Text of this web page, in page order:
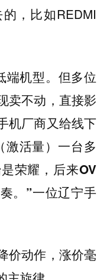
，比如REDMI
端机型。但多位
卖不动，直接影
机厂商又给线下
激活量）一台多
荣耀，后来OV
。”一位辽宁手
价动作，涨价毫